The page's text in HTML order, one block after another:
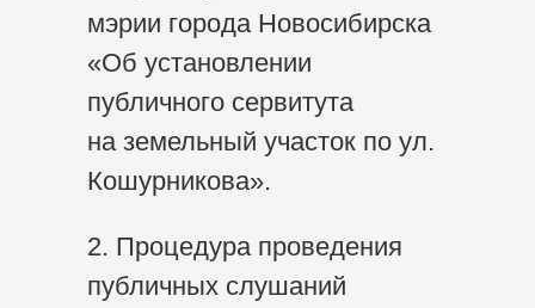
мэрии города Новосибирска
«Об установлении
публичного сервитута
на земельный участок по ул.
Кошурникова».
2. Процедура проведения
публичных слушаний